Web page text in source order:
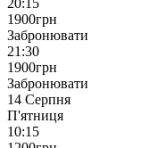
1900грн
Забронювати
21:30
1900грн
Забронювати
14 Серпня
П'ятниця
10:15